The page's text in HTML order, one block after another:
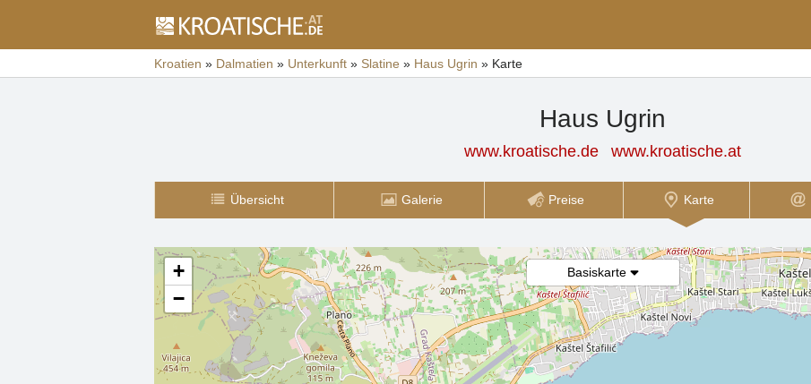
Kroatien » Dalmatien » Unterkunft » Slatine » Haus Ugrin » Karte
Haus Ugrin
www.kroatische.de www.kroatische.at
Übersicht Galerie Preise Karte
Basiskarte
+
−